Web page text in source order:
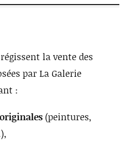
la vente des
par La Galerie
:
(peintures,